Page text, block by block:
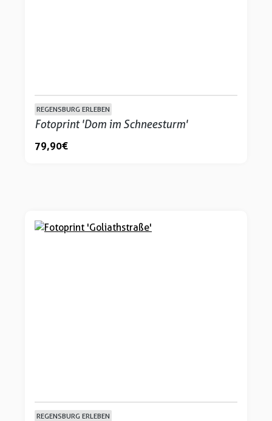
REGENSBURG ERLEBEN
Fotoprint 'Dom im Schneesturm'
79,90 €
REGENSBURG ERLEBEN